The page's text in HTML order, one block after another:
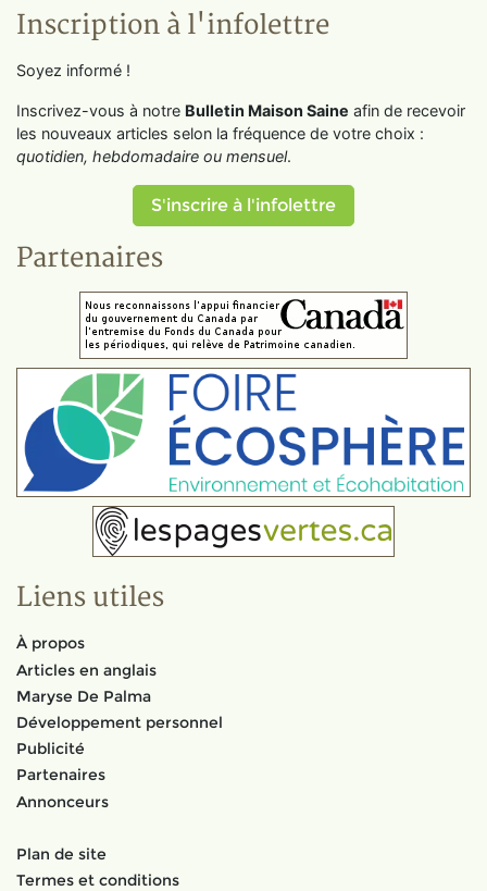
Inscription à l'infolettre
Soyez informé !
Inscrivez-vous à notre Bulletin Maison Saine afin de recevoir
les nouveaux articles selon la fréquence de votre choix :
quotidien, hebdomadaire ou mensuel.
S'inscrire à l'infolettre
Partenaires
Liens utiles
À propos
Articles en anglais
Maryse De Palma
Développement personnel
Publicité
Partenaires
Annonceurs
Plan de site
Termes et conditions